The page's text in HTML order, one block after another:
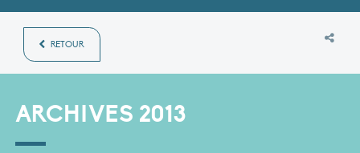
RETOUR
ARCHIVES 2013